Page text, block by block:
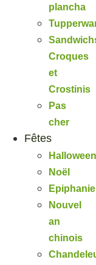
plancha
Croques
et
Crostinis
Pas
cher
Fêtes
Halloween
Noël
Epiphanie
Nouvel
an
chinois